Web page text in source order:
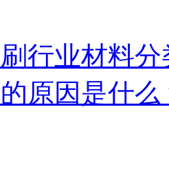
行业材料分
原因是什么